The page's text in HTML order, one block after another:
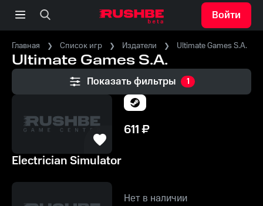
Войти
Главная Список игр Издатели Ultimate Games S.A.
Ultimate Games S.A.
Показать фильтры 1
611₽
Electrician Simulator
Нет в наличии